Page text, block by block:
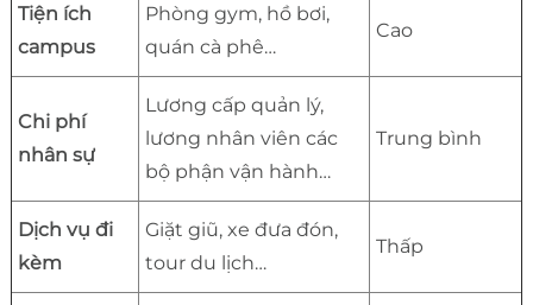
Tiện ích
campus
Phòng gym, hồ bơi,
quán cà phê…
Cao
Chi phí
nhân sự
Lương cấp quản lý,
lương nhân viên các
bộ phận vận hành…
Trung bình
Dịch vụ đi
kèm
Giặt giũ, xe đưa đón,
tour du lịch…
Thấp